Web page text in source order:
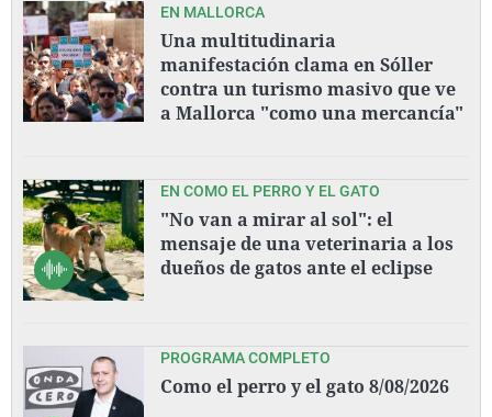
EN MALLORCA
Una multitudinaria
manifestación clama en Sóller
contra un turismo masivo que ve
a Mallorca "como una mercancía"
EN COMO EL PERRO Y EL GATO
"No van a mirar al sol": el
mensaje de una veterinaria a los
dueños de gatos ante el eclipse
PROGRAMA COMPLETO
Como el perro y el gato 8/08/2026